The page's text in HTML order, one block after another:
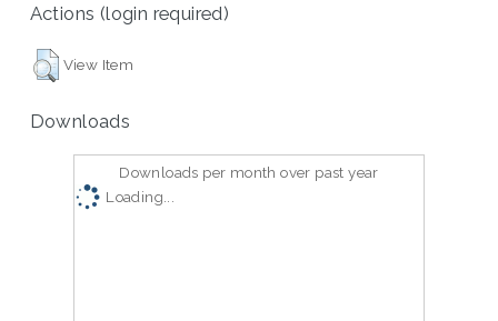
Actions (login required)
View Item
Downloads
Downloads per month over past year
Loading...